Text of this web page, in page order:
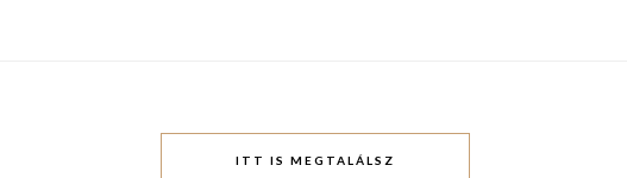
ITT IS MEGTALÁLSZ